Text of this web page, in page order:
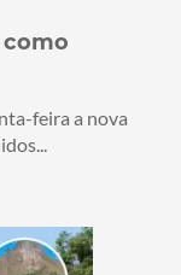
como
feira a nova